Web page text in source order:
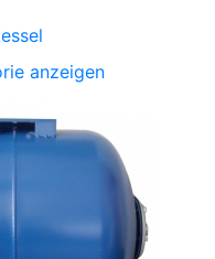
anzeigen